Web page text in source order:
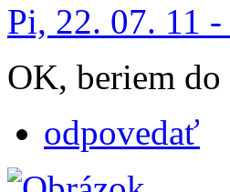
Pi, 22. 07. 11
OK, beriem
odpovedať